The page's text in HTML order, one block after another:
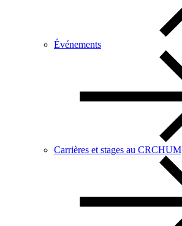
Événements
Carrières et stages au CRCHUM